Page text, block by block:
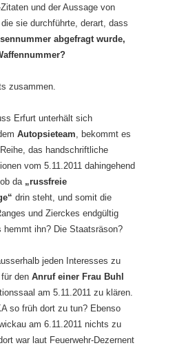
und der Aussage von
die sie durchführte, derart, dass
abgefragt wurde,
zusammen.
Erfurt unterhält sich
Autopsieteam, bekommt es
das handschriftliche
vom 5.11.2011 dahingehend
da „russfreie
drin steht, und somit die
und Zierckes endgültig
hemmt ihn? Die Staatsräson?
jeden Interesses zu
den Anruf einer Frau Buhl
am 5.11.2011 zu klären.
so früh dort zu tun? Ebenso
am 6.11.2011 nichts zu
war laut Feuerwehr-Dezernent